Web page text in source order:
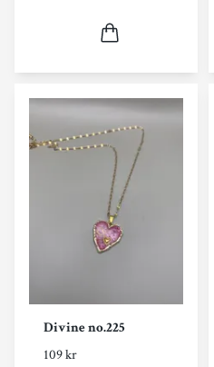
Divine no.225
109 kr